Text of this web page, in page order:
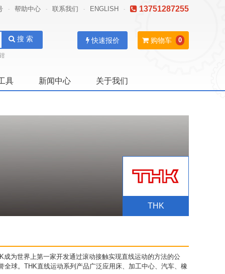
- 帮助中心 - 联系我们 - ENGLISH - 13751287255
搜 索 购物车 0
快速报价
具 新闻中心 关于我们
THK
成为世界上第一家开发通过滚动接触实现直线运动的方法的公
球。THK直线运动系列产品广泛应用床、加工中心、汽车、橡